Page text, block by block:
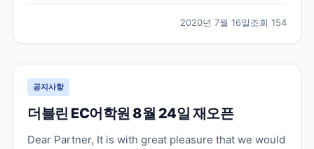
화 된다고 합니다 . 지난 5 월 중순에는 퍼블릭 공간에서
face coverin...
2020년 7월 16일조회 154
공지사항
더블린 EC어학원 8월 24일 재오픈
Dear Partner, It is with great pleasure that we would